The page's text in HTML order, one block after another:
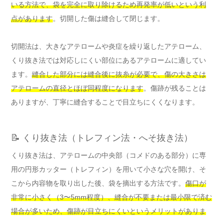
いる方法で、袋を完全に取り除けるため再発率が低いという利
点があります。切開した傷は縫合して閉じます。
切開法は、大きなアテロームや炎症を繰り返したアテローム、
くり抜き法では対応しにくい部位にあるアテロームに適してい
ます。 縫合した部分には縫合後に抜糸が必要で、傷の大きさは
アテロームの直径とほぼ同程度になります。傷跡が残ることは
ありますが、丁寧に縫合することで目立ちにくくなります。
📝 くり抜き法（トレフィン法・へそ抜き法）
くり抜き法は、アテロームの中央部（コメドのある部分）に専
用の円形カッター（トレフィン）を用いて小さな穴を開け、そ
こから内容物を取り出した後、袋を摘出する方法です。 傷口が
非常に小さく（3〜5mm程度）、縫合が不要または最小限で済む
場合が多いため、傷跡が目立ちにくいというメリットがありま